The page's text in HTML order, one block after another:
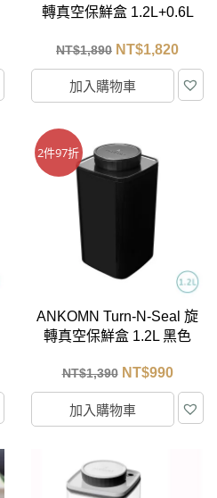
轉真空保鮮盒 1.2L+0.6L
NT$1,890 NT$1,820
加入購物車
2件97折
ANKOMN Turn-N-Seal 旋
轉真空保鮮盒 1.2L 黑色
NT$1,390 NT$990
加入購物車